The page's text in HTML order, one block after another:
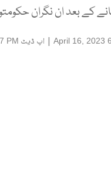
April 16, 2023
| اپ ڈیٹ PM